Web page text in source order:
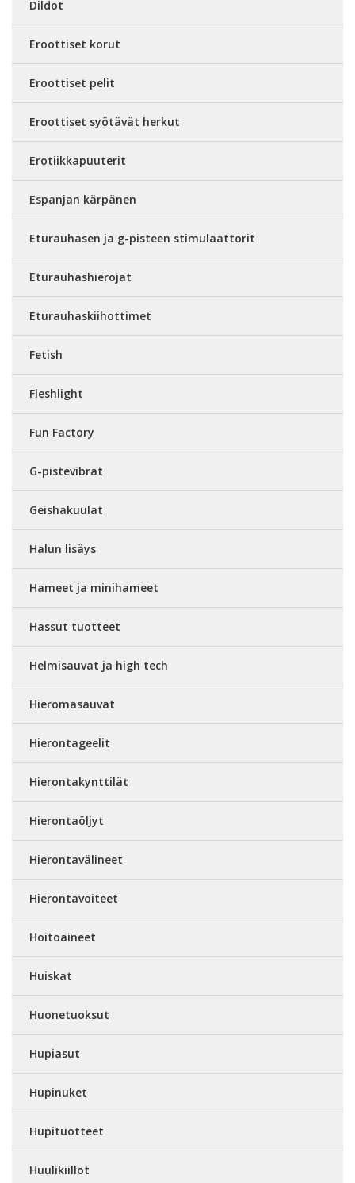
Dildot
Eroottiset korut
Eroottiset pelit
Eroottiset syötävät herkut
Erotiikkapuuterit
Espanjan kärpänen
Eturauhasen ja g-pisteen stimulaattorit
Eturauhashierojat
Eturauhaskiihottimet
Fetish
Fleshlight
Fun Factory
G-pistevibrat
Geishakuulat
Halun lisäys
Hameet ja minihameet
Hassut tuotteet
Helmisauvat ja high tech
Hieromasauvat
Hierontageelit
Hierontakynttilät
Hierontaöljyt
Hierontavälineet
Hierontavoiteet
Hoitoaineet
Huiskat
Huonetuoksut
Hupiasut
Hupinuket
Hupituotteet
Huulikiillot